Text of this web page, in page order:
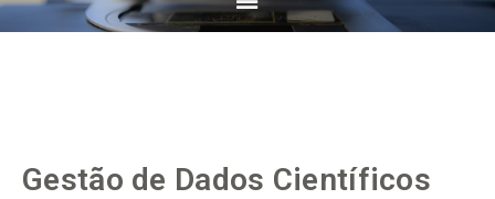
Gestão de Dados Científicos